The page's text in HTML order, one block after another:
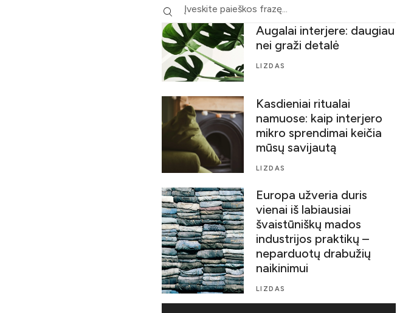
Augalai interjere: daugiau
nei graži detalė
LIZDAS
Kasdieniai ritualai
namuose: kaip interjero
mikro sprendimai keičia
mūsų savijautą
LIZDAS
Europa užveria duris
vienai iš labiausiai
švaistūniškų mados
industrijos praktikų –
neparduotų drabužių
naikinimui
LIZDAS